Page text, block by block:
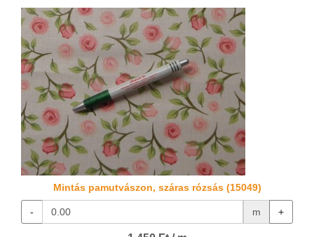
Mintás pamutvászon, száras rózsás (15049)
- m +